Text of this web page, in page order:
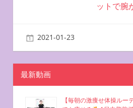
ー
シ
ョ
ン
ットで腕
2021-01-23
最新動画
【毎朝の激痩せ体操ル